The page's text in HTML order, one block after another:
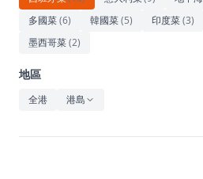
休閒
音樂
多國菜(6) 韓國菜(5) 印度菜(3)
墨西哥菜(2)
地區
全港 港島